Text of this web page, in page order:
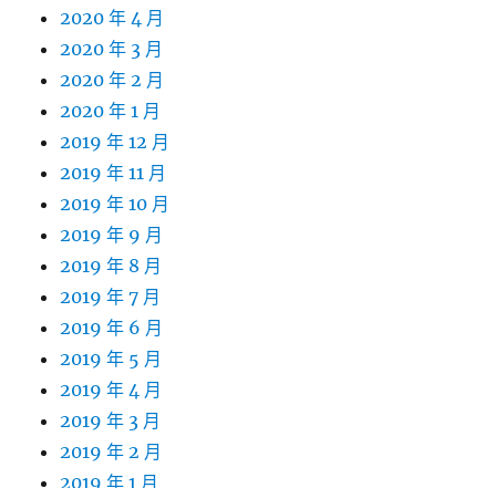
2020 年 4 月
2020 年 3 月
2020 年 2 月
2020 年 1 月
2019 年 12 月
2019 年 11 月
2019 年 10 月
2019 年 9 月
2019 年 8 月
2019 年 7 月
2019 年 6 月
2019 年 5 月
2019 年 4 月
2019 年 3 月
2019 年 2 月
2019 年 1 月